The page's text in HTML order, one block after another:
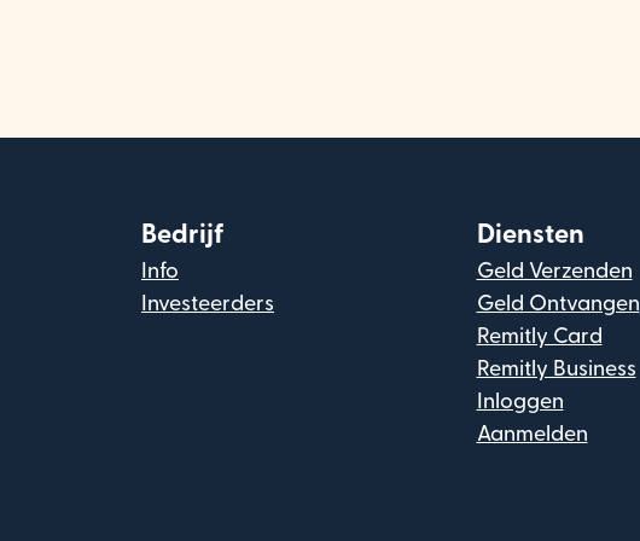
Bedrijf
Info
Investeerders
Diensten
Geld Verzenden
Geld Ontvangen
Remitly Card
Remitly Business
Inloggen
Aanmelden